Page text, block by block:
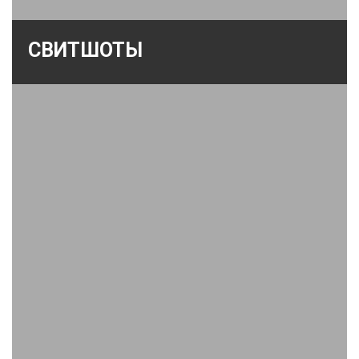
СВИТШОТЫ